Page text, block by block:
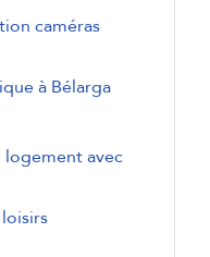
caméras
à Bélarga
avec